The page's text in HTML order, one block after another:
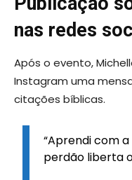
nas redes
Após o evento,
Instagram uma
citações bíblicas.
“Aprendi com
perdão liberta